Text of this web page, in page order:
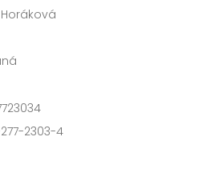
2303-4